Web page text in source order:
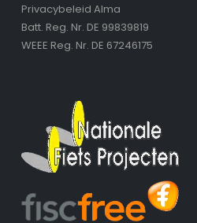
Privacybeleid Alma
Batt. Reg. Nr. DE 99839819
WEEE Reg. Nr. DE 67246175